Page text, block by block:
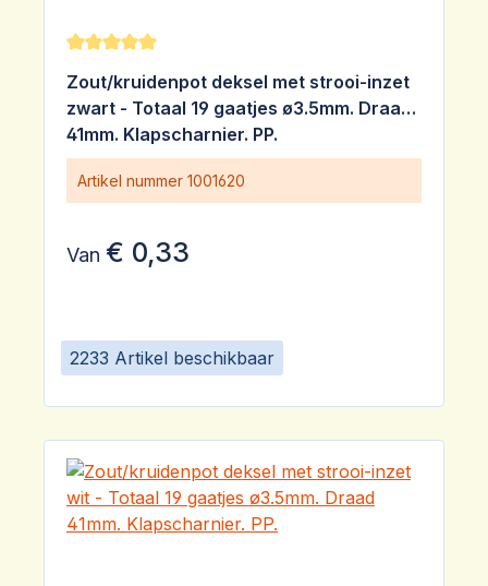
2233 Artikel beschikbaar
Gemiddelde waardering van 5 van 5 sterren
Zout/kruidenpot deksel met strooi-inzet
zwart - Totaal 19 gaatjes ø3.5mm. Draad
41mm. Klapscharnier. PP.
Artikel nummer 1001620
Van € 0,33